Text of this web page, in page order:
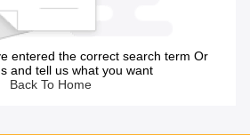
entered the correct search term Or
and tell us what you want
Back To Home